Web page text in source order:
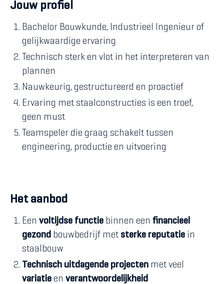
Jouw profiel
Bachelor Bouwkunde, Industrieel Ingenieur of
gelijkwaardige ervaring
Technisch sterk en vlot in het interpreteren van
plannen
Nauwkeurig, gestructureerd en proactief
Ervaring met staalconstructies is een troef,
geen must
Teamspeler die graag schakelt tussen
engineering, productie en uitvoering
Het aanbod
Een voltijdse functie binnen een financieel
gezond bouwbedrijf met sterke reputatie in
staalbouw
Technisch uitdagende projecten met veel
variatie en verantwoordelijkheid